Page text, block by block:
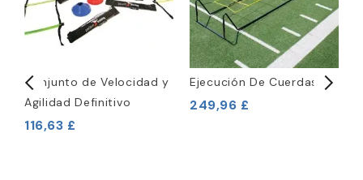
Conjunto de Velocidad y
Agilidad Definitivo
116,63 £
Ejecución De Cuerdas
249,96 £